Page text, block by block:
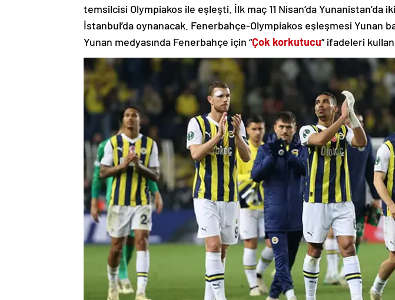
temsilcisi Olympiakos ile eşleşti. İlk maç 11 Nisan’da Yunanistan’da
İstanbul’da oynanacak. Fenerbahçe-Olympiakos eşleşmesi Yunan
Yunan medyasında Fenerbahçe için “Çok korkutucu” ifadeleri